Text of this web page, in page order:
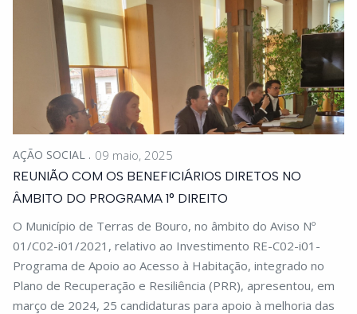
AÇÃO SOCIAL 09 maio, 2025
REUNIÃO COM OS BENEFICIÁRIOS DIRETOS NO
ÂMBITO DO PROGRAMA 1° DIREITO
O Município de Terras de Bouro, no âmbito do Aviso Nº
01/C02-i01/2021, relativo ao Investimento RE-C02-i01-
Programa de Apoio ao Acesso à Habitação, integrado no
Plano de Recuperação e Resiliência (PRR), apresentou, em
março de 2024, 25 candidaturas para apoio à melhoria das